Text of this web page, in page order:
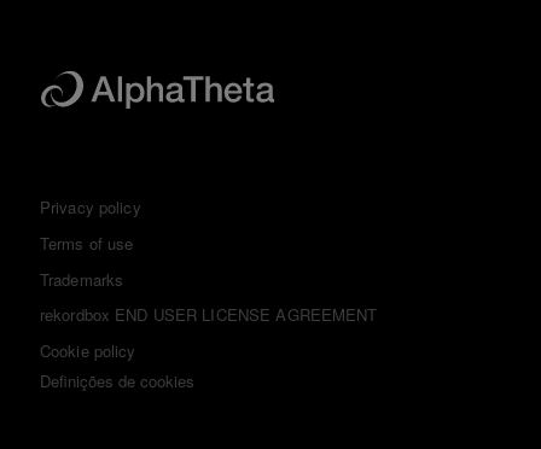
Privacy policy
Terms of use
Trademarks
rekordbox END USER LICENSE AGREEMENT
Cookie policy
Definições de cookies